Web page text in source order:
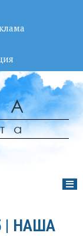
| НАША